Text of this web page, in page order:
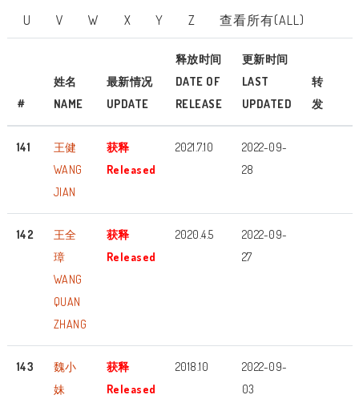
U V W X Y Z 查看所有(ALL)
#
姓名
NAME
最新情况
UPDATE
释放时间
DATE OF
RELEASE
更新时间
LAST
UPDATED
转
发
141
王健
WANG
JIAN
获释
Released
2021.7.10
2022-09-
28
142
王全
璋
WANG
QUAN
ZHANG
获释
Released
2020.4.5
2022-09-
27
143
魏小
妹
获释
Released
2018.10
2022-09-
03